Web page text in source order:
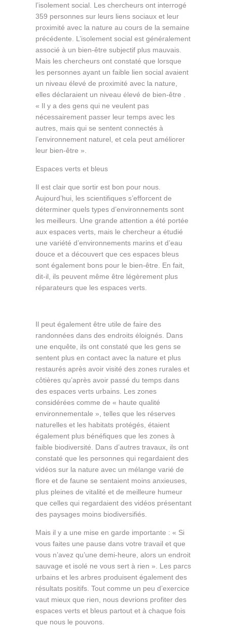
l’isolement social. Les chercheurs ont interrogé
359 personnes sur leurs liens sociaux et leur
proximité avec la nature au cours de la semaine
précédente. L’isolement social est généralement
associé à un bien-être subjectif plus mauvais.
Mais les chercheurs ont constaté que lorsque
les personnes ayant un faible lien social avaient
un niveau élevé de proximité avec la nature,
elles déclaraient un niveau élevé de bien-être .
« Il y a des gens qui ne veulent pas
nécessairement passer leur temps avec les
autres, mais qui se sentent connectés à
l’environnement naturel, et cela peut améliorer
leur bien-être ».
Espaces verts et bleus
Il est clair que sortir est bon pour nous.
Aujourd’hui, les scientifiques s’efforcent de
déterminer quels types d’environnements sont
les meilleurs. Une grande attention a été portée
aux espaces verts, mais le chercheur a étudié
une variété d’environnements marins et d’eau
douce et a découvert que ces espaces bleus
sont également bons pour le bien-être. En fait,
dit-il, ils peuvent même être légèrement plus
réparateurs que les espaces verts.
Il peut également être utile de faire des
randonnées dans des endroits éloignés. Dans
une enquête, ils ont constaté que les gens se
sentent plus en contact avec la nature et plus
restaurés après avoir visité des zones rurales et
côtières qu’après avoir passé du temps dans
des espaces verts urbains. Les zones
considérées comme de « haute qualité
environnementale », telles que les réserves
naturelles et les habitats protégés, étaient
également plus bénéfiques que les zones à
faible biodiversité. Dans d’autres travaux, ils ont
constaté que les personnes qui regardaient des
vidéos sur la nature avec un mélange varié de
flore et de faune se sentaient moins anxieuses,
plus pleines de vitalité et de meilleure humeur
que celles qui regardaient des vidéos présentant
des paysages moins biodiversifiés.
Mais il y a une mise en garde importante : « Si
vous faites une pause dans votre travail et que
vous n’avez qu’une demi-heure, alors un endroit
sauvage et isolé ne vous sert à rien ». Les parcs
urbains et les arbres produisent également des
résultats positifs. Tout comme un peu d’exercice
vaut mieux que rien, nous devrions profiter des
espaces verts et bleus partout et à chaque fois
que nous le pouvons.